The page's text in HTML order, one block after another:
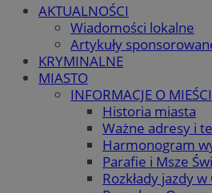
AKTUALNOŚCI
Wiadomości lokalne
Artykuły
KRYMINALNE
MIASTO
INFORMACJE O
Historia miasta
Ważne adresy i
Harmonogram
Parafie i Msze
Rozkłady jazdy